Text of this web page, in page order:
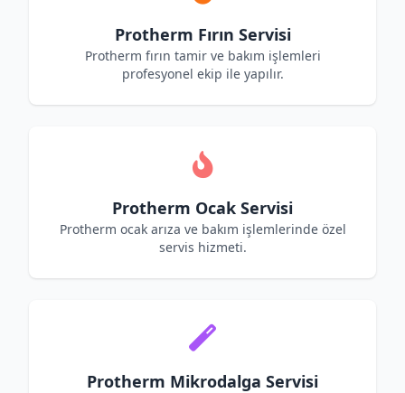
Protherm Fırın Servisi
Protherm fırın tamir ve bakım işlemleri
profesyonel ekip ile yapılır.
Protherm Ocak Servisi
Protherm ocak arıza ve bakım işlemlerinde özel
servis hizmeti.
Protherm Mikrodalga Servisi